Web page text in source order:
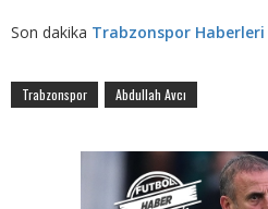
Son dakika Trabzonspor Haberleri
Trabzonspor Abdullah Avcı